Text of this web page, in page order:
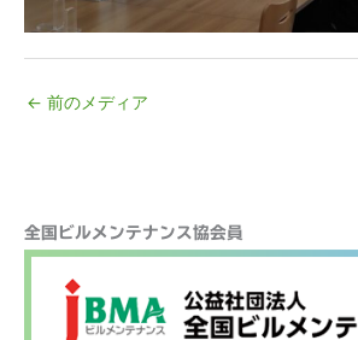
← 前のメディア
全国ビルメンテナンス協会員
検